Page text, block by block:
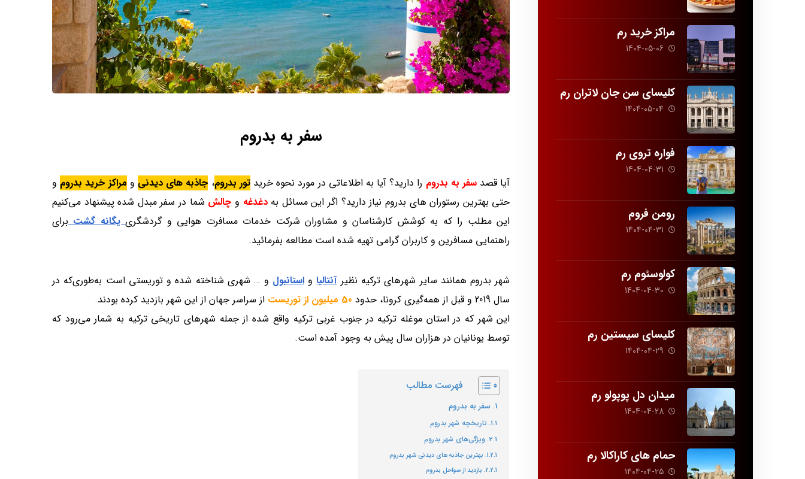
سفر به بدروم
آیا قصد سفر به بدروم را دارید؟ آیا به اطلاعاتی در مورد نحوه خریدتور بدروم، جاذبه های دیدنی و مراکز خرید بدروم و
حتی بهترین رستوران های بدروم نیاز دارید؟ اگر این مسائل بهدغدغه و چالش شما در سفر مبدل شده پیشنهاد می‌کنیم
این مطلب را که به کوشش کارشناسان و مشاوران شرکت خدمات مسافرت هوایی و گردشگرییگانه گشتبرای
راهنمایی مسافرین و کاربران گرامی تهیه شده است مطالعه بفرمائید.
شهر بدروم همانند سایر شهرهای ترکیه نظیرآنتالیاواستانبول و … شهری شناخته شده و توریستی است به‌طوری‌که در
سال 2019 و قبل از همه‌گیری کرونا، حدود
50 میلیون از توریست
از سراسر جهان از این شهر بازدید کرده بودند.
این شهر که در استان موغله ترکیه در جنوب غربی ترکیه واقع شده از جمله شهرهای تاریخی ترکیه به شمار می‌رود که
توسط یونانیان در هزاران سال پیش به وجود آمده است.
فهرست مطالب
سفر به بدروم
تاریخچه شهر بدروم
ویژگی‌های شهر بدروم
بهترین جاذبه های دیدنی شهر بدروم
بازدید از سواحل بدروم
مراکز خرید رم
1404-05-06
کلیسای سن جان لاتران رم
1404-05-04
فواره تروی رم
1404-04-31
رومن فروم
1404-04-31
کولوسئوم رم
1404-04-30
کلیسای سیستین رم
1404-04-29
میدان دل پوپولو رم
1404-04-28
حمام های کاراکالا رم
1404-04-25